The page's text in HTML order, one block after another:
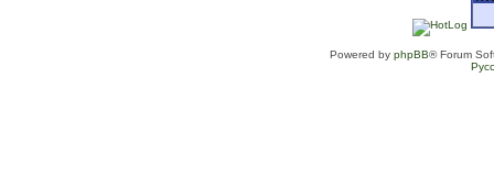
Powered by phpBB® Forum